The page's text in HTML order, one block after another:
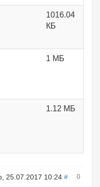
1016.04
КБ
1 МБ
1.12 МБ
25.07.2017 10:24 # 0